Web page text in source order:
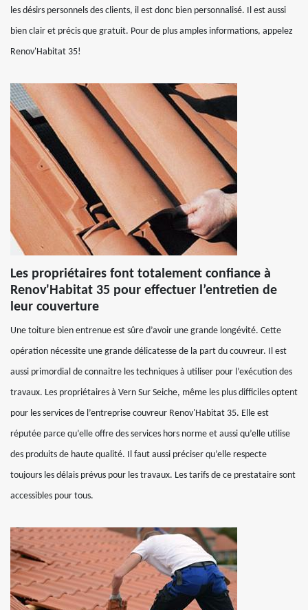
les désirs personnels des clients, il est donc bien personnalisé. Il est aussi
bien clair et précis que gratuit. Pour de plus amples informations, appelez
Renov'Habitat 35!
Les propriétaires font totalement confiance à
Renov'Habitat 35 pour effectuer l’entretien de
leur couverture
Une toiture bien entrenue est sûre d’avoir une grande longévité. Cette
opération nécessite une grande délicatesse de la part du couvreur. Il est
aussi primordial de connaitre les techniques à utiliser pour l’exécution des
travaux. Les propriétaires à Vern Sur Seiche, même les plus difficiles optent
pour les services de l’entreprise couvreur Renov'Habitat 35. Elle est
réputée parce qu’elle offre des services hors norme et aussi qu’elle utilise
des produits de haute qualité. Il faut aussi préciser qu’elle respecte
toujours les délais prévus pour les travaux. Les tarifs de ce prestataire sont
accessibles pour tous.